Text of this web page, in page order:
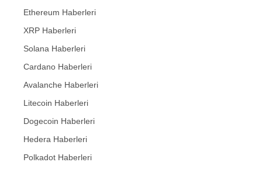
Ethereum Haberleri
XRP Haberleri
Solana Haberleri
Cardano Haberleri
Avalanche Haberleri
Litecoin Haberleri
Dogecoin Haberleri
Hedera Haberleri
Polkadot Haberleri